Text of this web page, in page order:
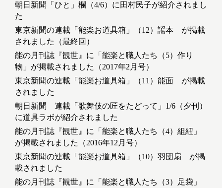
朝日新聞「ひと」欄（4/6）に田村民子が紹介されまし
た
東京新聞の連載「能楽お道具箱」（12）謡本 が掲載
されました（最終回）
能の月刊誌『観世』に「能楽と職人たち（5）作り
物」が掲載されました（2017年2月号）
東京新聞の連載「能楽お道具箱」（11）能面 が掲載
されました
朝日新聞 連載「歌舞伎の匠をたどって」1/6（夕刊）
に道具ラボが紹介されました
能の月刊誌『観世』に「能楽と職人たち（4）組紐」
が掲載されました（2016年12月号）
東京新聞の連載「能楽お道具箱」（10）羽団扇 が掲
載されました
能の月刊誌『観世』に「能楽と職人たち（3）足袋」